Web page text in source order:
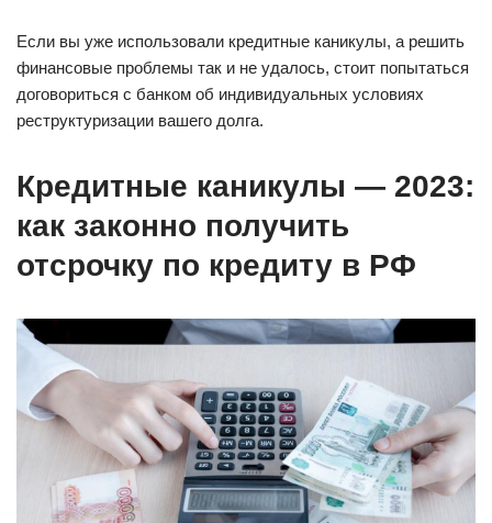
Если вы уже использовали кредитные каникулы, а решить
финансовые проблемы так и не удалось, стоит попытаться
договориться с банком об индивидуальных условиях
реструктуризации вашего долга.
Кредитные каникулы — 2023:
как законно получить
отсрочку по кредиту в РФ